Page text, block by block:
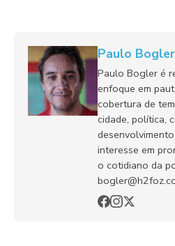
Paulo Bogler
Paulo Bogler é
enfoque em
cobertura de
cidade, política,
interesse em
o cotidiano da